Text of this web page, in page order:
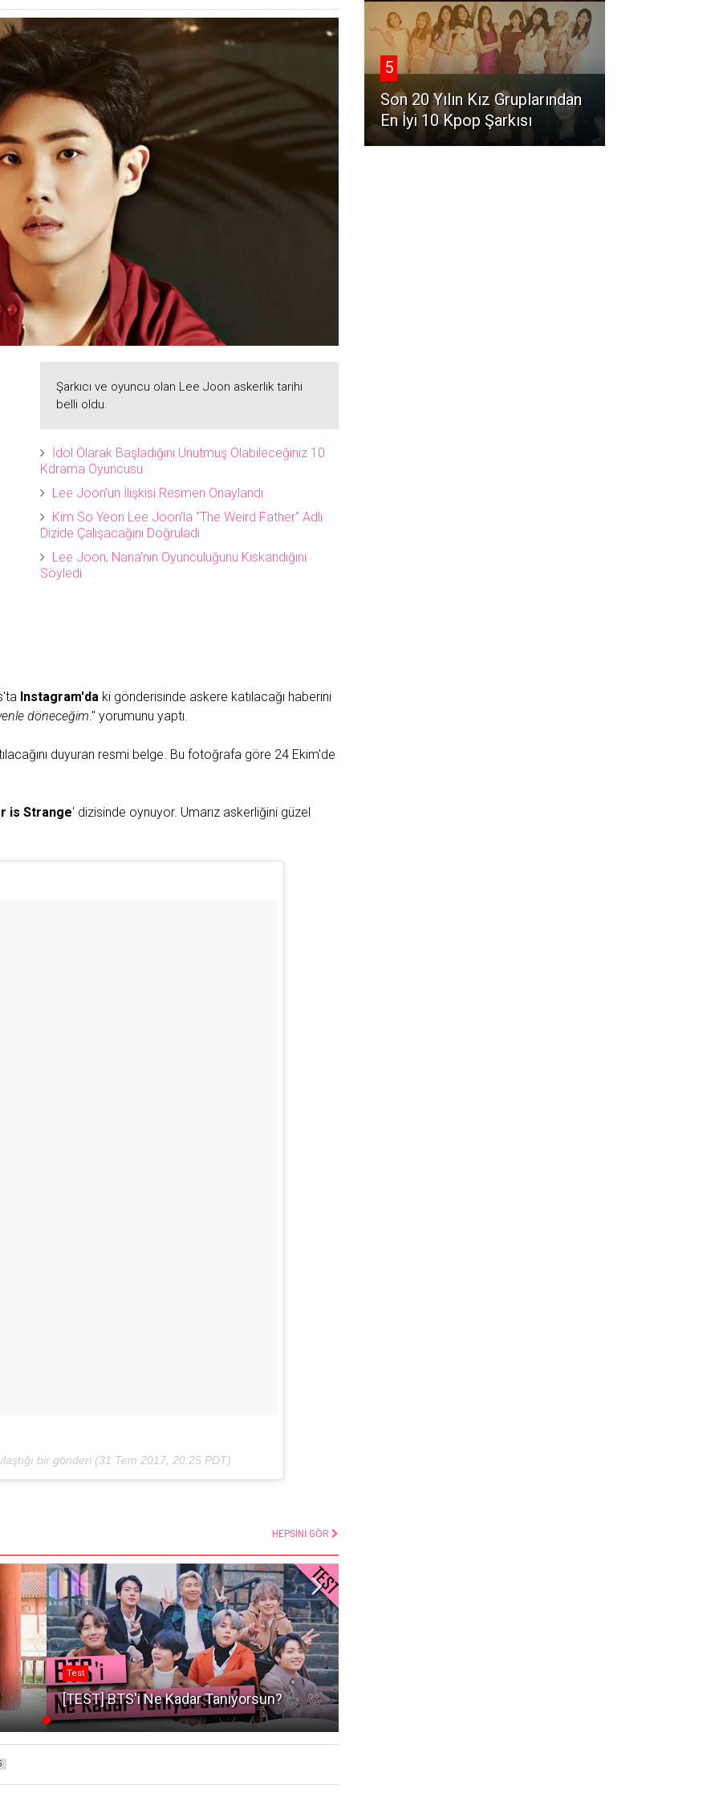
Şarkıcı ve oyuncu olan Lee Joon askerlik tarihi
belli oldu.
İdol Olarak Başladığını Unutmuş Olabileceğiniz 10
Kdrama Oyuncusu
Lee Joon'un İlişkisi Resmen Onaylandı
Kim So Yeon Lee Joon'la ''The Weird Father'' Adlı
Dizide Çalışacağını Doğruladı
Lee Joon, Nana'nın Oyunculuğunu Kıskandığını
Söyledi
Instagram'da ki gönderisinde askere katılacağı haberini
döneceğim." yorumunu yaptı.
duyuran resmi belge. Bu fotoğrafa göre 24 Ekim'de
is Strange' dizisinde oynuyor. Umarız askerliğini güzel
bir gönderi (31 Tem 2017, 20:25 PDT)
HEPSİNİ GÖR
Test
[TEST] BTS'i Ne Kadar Tanıyorsun?
5
Son 20 Yılın Kız Gruplarından
En İyi 10 Kpop Şarkısı